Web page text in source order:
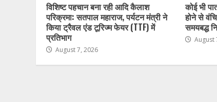
विशिष्ट पहचान बना रही आदि कैलाश
परिक्रमा: सतपाल महाराज, पर्यटन मंत्री ने
किया ट्रैवल एंड टूरिज्म फेयर (TTF) में
प्रतिभाग
August 7, 2026
कोई भी
होने से
समयबद्ध
August